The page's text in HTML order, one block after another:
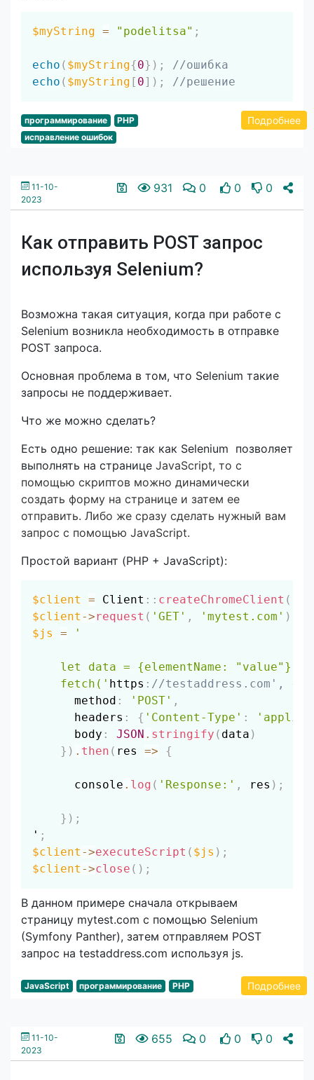
$myString = "podelitsa" ;
echo ( $myString{0} ) ;
//ошибка
echo ( $myString [ 0] ) ; //решение
программирование
PHP
исправление ошибок
Подробнее
11-10-
2023
931 0 0 0
Как отправить POST запрос
используя Selenium?
Возможна такая ситуация, когда при работе с
Selenium возникла необходимость в отправке
POST запроса.
Основная проблема в том, что Selenium такие
запросы не поддерживает.
Что же можно сделать?
Есть одно решение: так как Selenium позволяет
выполнять на странице JavaScript, то с
помощью скриптов можно динамически
создать форму на странице и затем ее
отправить. Либо же сразу сделать нужный вам
запрос с помощью JavaScript.
Простой вариант (PHP + JavaScript):
$client = Client :: createChromeClient (
$client ->request ( 'GET' , 'mytest.com' )
$js
= '
    let data = {elementName: "value"};
    fetch('
https : //testaddress.com', {
      method
: 'POST' ,
headers : { 'Content-Type' :
body : JSON . stringify ( data )
} ) . then ( res => {
      console
. log ( 'Response:' , res ) ;
} ) ;
' ;
$client ->executeScript ( $js ) ;
$client ->close ( ) ;
Скопировать
В данном примере сначала открываем
страницу mytest.com с помощью Selenium
(Symfony Panther), затем отправляем POST
запрос на testaddress.com используя js.
JavaScript программирование PHP Подробнее
11-10-
2023
655 0 0 0